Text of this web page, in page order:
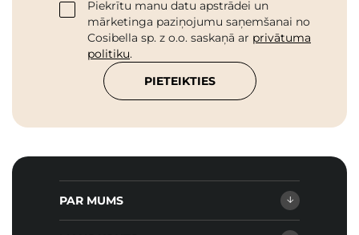
Piekrītu manu datu apstrādei un
mārketinga paziņojumu saņemšanai no
Cosibella sp. z o.o. saskaņā ar privātuma
politiku.
PIETEIKTIES
PAR MUMS